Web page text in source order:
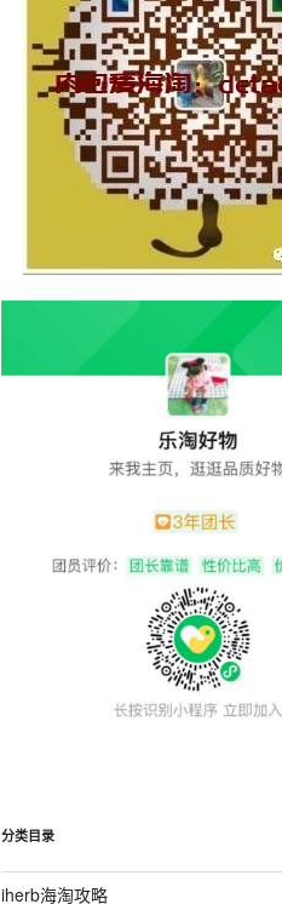
分类目录
iherb海淘攻略